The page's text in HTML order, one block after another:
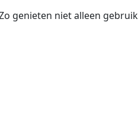
genieten niet alleen